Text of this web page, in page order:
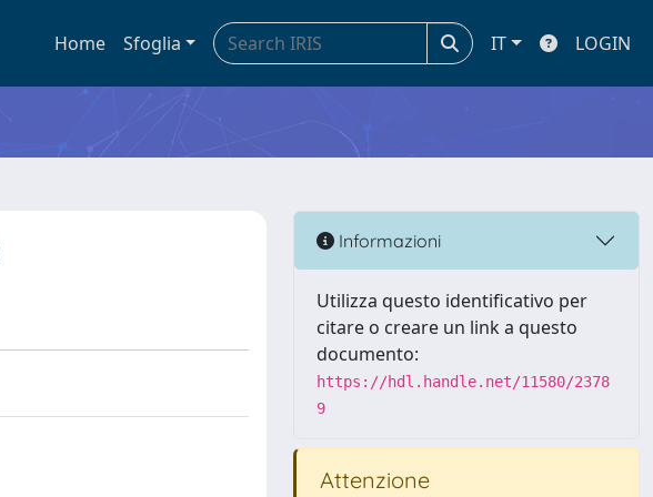
Home Sfoglia IT LOGIN
Informazioni
Utilizza questo identificativo per
citare o creare un link a questo
documento:
https://hdl.handle.net/11580/2378
9
Attenzione